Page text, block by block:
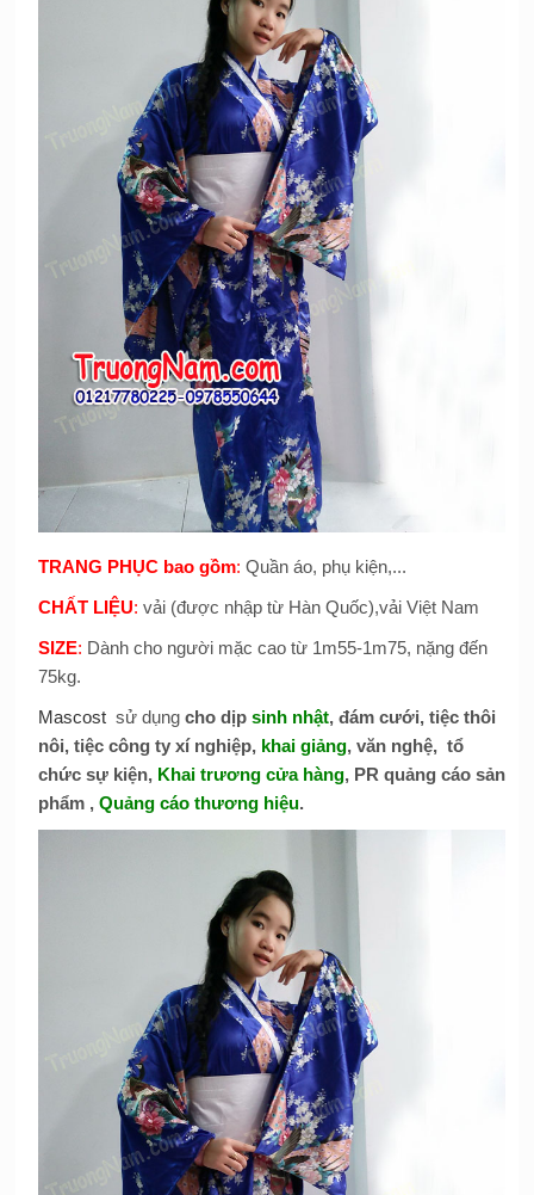
TRANG PHỤC bao gồm: Quần áo, phụ kiện,...
CHẤT LIỆU: vải (được nhập từ Hàn Quốc),vải Việt Nam
SIZE: Dành cho người mặc cao từ 1m55-1m75, nặng đến
75kg.
Mascostsử dụng cho dịp sinh nhật, đám cưới, tiệc thôi
nôi, tiệc công ty xí nghiệp, khai giảng, văn nghệ, tổ
chức sự kiện, Khai trương cửa hàng, PR quảng cáo sản
phẩm , Quảng cáo thương hiệu.